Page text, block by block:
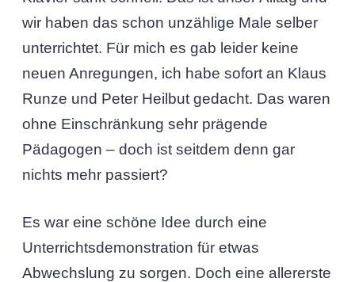
wir haben das schon unzählige Male selber
unterrichtet. Für mich es gab leider keine
neuen Anregungen, ich habe sofort an Klaus
Runze und Peter Heilbut gedacht. Das waren
ohne Einschränkung sehr prägende
Pädagogen – doch ist seitdem denn gar
nichts mehr passiert?
Es war eine schöne Idee durch eine
Unterrichtsdemonstration für etwas
Abwechslung zu sorgen. Doch eine allererste